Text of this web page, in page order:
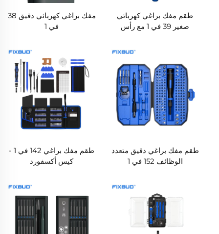
طقم مفك براغي كهربائي
صغير 39 في 1 مع رأس
مفك براغي كهربائي دقيق 38
في 1
طقم مفك براغي دقيق متعدد
الوظائف 152 في 1
طقم مفك براغي 142 في 1 -
كيس أكسفورد